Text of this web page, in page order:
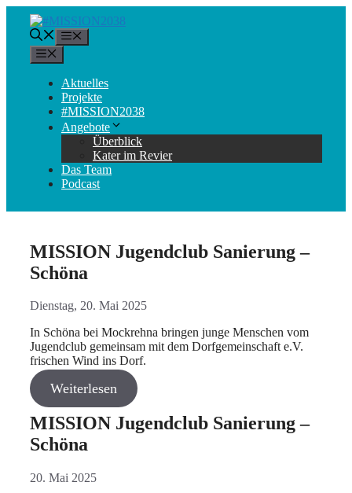
Inhalt
springen
Aktuelles
Projekte
#MISSION2038
Angebote
Überblick
Kater im Revier
Das Team
Podcast
MISSION Jugendclub Sanierung –
Schöna
Dienstag, 20. Mai 2025
In Schöna bei Mockrehna bringen junge Menschen vom
Jugendclub gemeinsam mit dem Dorfgemeinschaft e.V.
frischen Wind ins Dorf.
Weiterlesen
MISSION Jugendclub Sanierung –
Schöna
20. Mai 2025